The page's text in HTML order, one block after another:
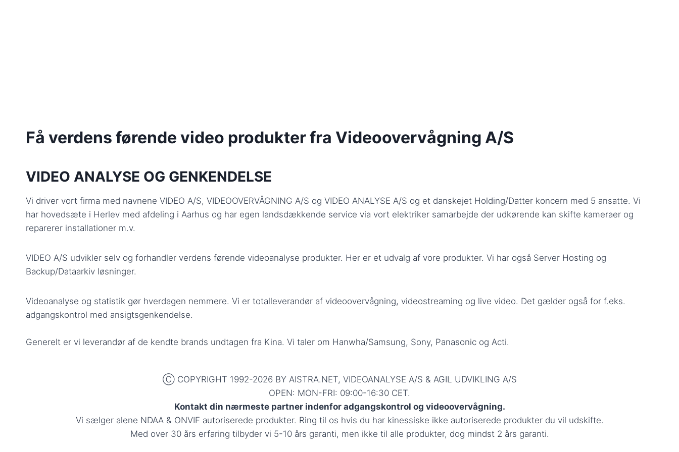
Få verdens førende video produkter fra Videoovervågning A/S
VIDEO ANALYSE OG GENKENDELSE
Vi driver vort firma med navnene VIDEO A/S, VIDEOOVERVÅGNING A/S og VIDEO ANALYSE A/S og et danskejet Holding/Datter koncern med 5 ansatte. Vi
har hovedsæte i Herlev med afdeling i Aarhus og har egen landsdækkende service via vort elektriker samarbejde der udkørende kan skifte kameraer og
reparerer installationer m.v.
VIDEO A/S udvikler selv og forhandler verdens førende videoanalyse produkter. Her er et udvalg af vore produkter. Vi har også Server Hosting og
Backup/Dataarkiv løsninger.
Videoanalyse og statistik gør hverdagen nemmere. Vi er totalleverandør af videoovervågning, videostreaming og live video. Det gælder også for f.eks.
adgangskontrol med ansigtsgenkendelse.
Generelt er vi leverandør af de kendte brands undtagen fra Kina. Vi taler om Hanwha/Samsung, Sony, Panasonic og Acti.
Ⓒ COPYRIGHT 1992-2026 BY AISTRA.NET, VIDEOANALYSE A/S & AGIL UDVIKLING A/S
OPEN: MON-FRI: 09:00-16:30 CET.
Kontakt din nærmeste partner indenfor adgangskontrol og videoovervågning.
Vi sælger alene NDAA & ONVIF autoriserede produkter. Ring til os hvis du har kinessiske ikke autoriserede produkter du vil udskifte.
Med over 30 års erfaring tilbyder vi 5-10 års garanti, men ikke til alle produkter, dog mindst 2 års garanti.